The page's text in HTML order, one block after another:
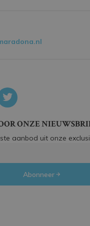
ONZE
aanbod uit onze
Abonneer